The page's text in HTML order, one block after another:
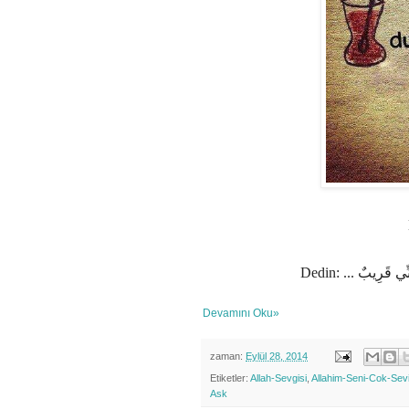
Dedin: ... قَرِيبٌ
Devamını Oku»
zaman: Eylül 28, 2014
Etiketler: Allah-Sevgisi Allahim-Seni-Cok-
Ask